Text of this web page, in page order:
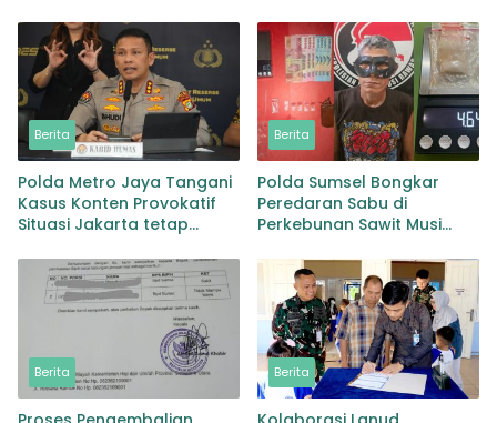
Natal
dan Pebgaruutamaan
Inklusi
Berita
Polda Metro Jaya Tangani
Kasus Konten Provokatif
Situasi Jakarta tetap
Berita
Polda Sumsel Bongkar
Peredaran Sabu di
Perkebunan Sawit Musi
dengan Barang Bukti Sabu
dan Timbangan
Berita Berita